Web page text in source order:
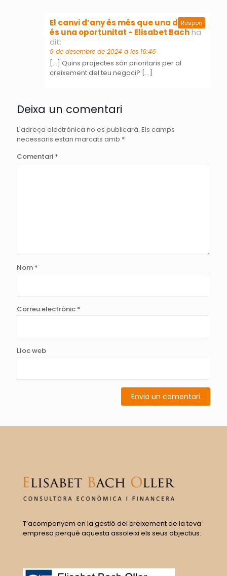
El canvi d’any és més que una data,
és una oportunitat - Elisabet Bachha
dit:
9 de desembre de 2024 a les 16:46
[…] Quins projectes són prioritaris per al
creixement del teu negoci? […]
Respon
Deixa un comentari
L'adreça electrònica no es publicarà. Els camps
necessaris estan marcats amb *
Comentari *
Nom *
Correu electrònic *
Lloc web
T’acompanyem en la gestió del creixement de la teva
empresa perquè aquesta assoleixi els seus objectius.